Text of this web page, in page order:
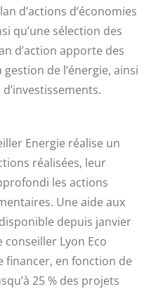
d’actions d’économies
qu’une sélection des
d’action apporte des
de l’énergie, ainsi
Energie réalise un
réalisées, leur
les actions
Une aide aux
depuis janvier
Lyon Eco
financer, en fonction de
25 % des projets